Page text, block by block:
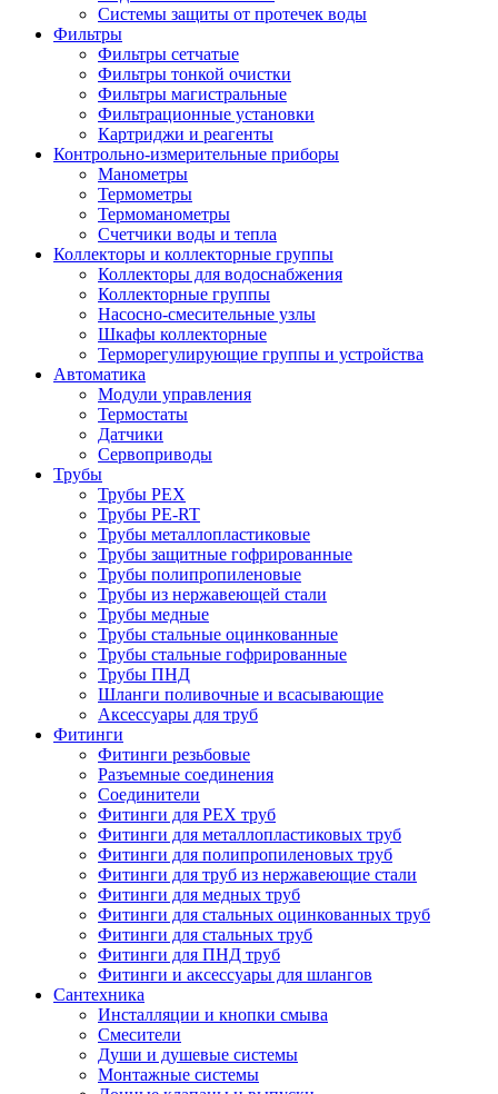
Системы защиты от протечек воды
Фильтры
Фильтры сетчатые
Фильтры тонкой очистки
Фильтры магистральные
Фильтрационные установки
Картриджи и реагенты
Контрольно-измерительные приборы
Манометры
Термометры
Термоманометры
Счетчики воды и тепла
Коллекторы и коллекторные группы
Коллекторы для водоснабжения
Коллекторные группы
Насосно-смесительные узлы
Шкафы коллекторные
Терморегулирующие группы и устройства
Автоматика
Модули управления
Термостаты
Датчики
Сервоприводы
Трубы
Трубы PEX
Трубы PE-RT
Трубы металлопластиковые
Трубы защитные гофрированные
Трубы полипропиленовые
Трубы из нержавеющей стали
Трубы медные
Трубы стальные оцинкованные
Трубы стальные гофрированные
Трубы ПНД
Шланги поливочные и всасывающие
Аксессуары для труб
Фитинги
Фитинги резьбовые
Разъемные соединения
Соединители
Фитинги для PEX труб
Фитинги для металлопластиковых труб
Фитинги для полипропиленовых труб
Фитинги для труб из нержавеющие стали
Фитинги для медных труб
Фитинги для стальных оцинкованных труб
Фитинги для стальных труб
Фитинги для ПНД труб
Фитинги и аксессуары для шлангов
Сантехника
Инсталляции и кнопки смыва
Смесители
Души и душевые системы
Монтажные системы